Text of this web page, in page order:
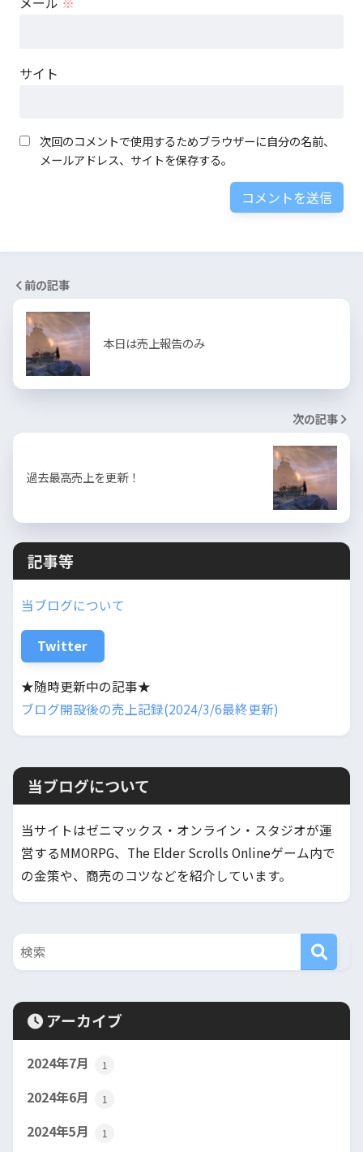
サイト
次回のコメントで使用するためブラウザーに自分の名前、
メールアドレス、サイトを保存する。
前の記事
本日は売上報告のみ
次の記事
過去最高売上を更新！
記事等
当ブログについて
Twitter
★随時更新中の記事★
ブログ開設後の売上記録(2024/3/6最終更新)
当ブログについて
当サイトはゼニマックス・オンライン・スタジオが運
営するMMORPG、The Elder Scrolls Onlineゲーム内で
の金策や、商売のコツなどを紹介しています。
アーカイブ
2024年7月 1
2024年6月 1
2024年5月 1